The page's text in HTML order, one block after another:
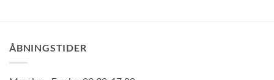
ÅBNINGSTIDER